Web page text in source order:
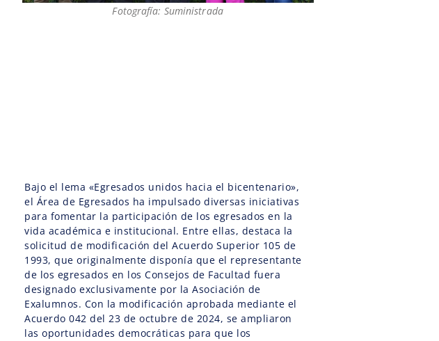
Fotografía: Suministrada
Bajo el lema «Egresados unidos hacia el bicentenario»,
el Área de Egresados ha impulsado diversas iniciativas
para fomentar la participación de los egresados en la
vida académica e institucional. Entre ellas, destaca la
solicitud de modificación del Acuerdo Superior 105 de
1993, que originalmente disponía que el representante
de los egresados en los Consejos de Facultad fuera
designado exclusivamente por la Asociación de
Exalumnos. Con la modificación aprobada mediante el
Acuerdo 042 del 23 de octubre de 2024, se ampliaron
las oportunidades democráticas para que los